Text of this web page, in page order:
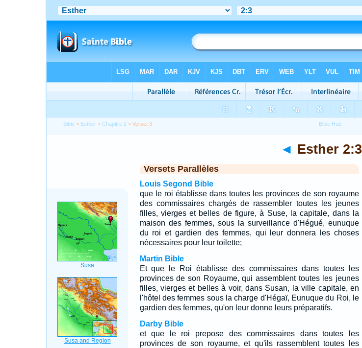
Bible > Esther >Chapitre 2 > Verset 3
◄ Esther 2:3
Versets Parallèles
Louis Segond Bible
que le roi établisse dans toutes les provinces de son royaume
des commissaires chargés de rassembler toutes les jeunes
filles, vierges et belles de figure, à Suse, la capitale, dans la
maison des femmes, sous la surveillance d'Hégué, eunuque
du roi et gardien des femmes, qui leur donnera les choses
nécessaires pour leur toilette;
Martin Bible
Et que le Roi établisse des commissaires dans toutes les
provinces de son Royaume, qui assemblent toutes les jeunes
filles, vierges et belles à voir, dans Susan, la ville capitale, en
l'hôtel des femmes sous la charge d'Hégaï, Eunuque du Roi, le
gardien des femmes, qu'on leur donne leurs préparatifs.
Darby Bible
et que le roi prepose des commissaires dans toutes les
provinces de son royaume, et qu'ils rassemblent toutes les